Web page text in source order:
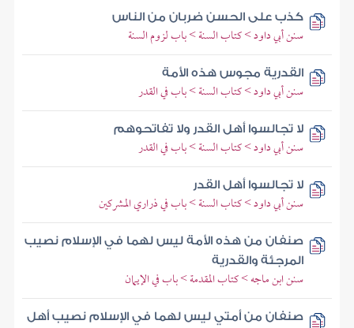
كذب على الحسن ضربان من الناس
سنن أبي داود > كتاب السنة > باب لزوم السنة
القدرية مجوس هذه الأمة
سنن أبي داود > كتاب السنة > باب في القدر
لا تجالسوا أهل القدر ولا تفاتحوهم
سنن أبي داود > كتاب السنة > باب في القدر
لا تجالسوا أهل القدر
سنن أبي داود > كتاب السنة > باب في ذراري المشركين
صنفان من هذه الأمة ليس لهما في الإسلام نصيب
المرجئة والقدرية
سنن ابن ماجه > كتاب المقدمة > باب في الإيمان
صنفان من أمتي ليس لهما في الإسلام نصيب أهل